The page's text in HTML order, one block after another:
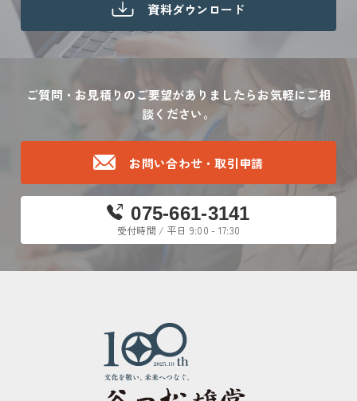
資料ダウンロード
ご質問・お見積りのご要望がありましたらお気軽にご相
談ください。
お問い合わせ・取引申請
075-661-3141
受付時間 / 平日 9:00 - 17:30